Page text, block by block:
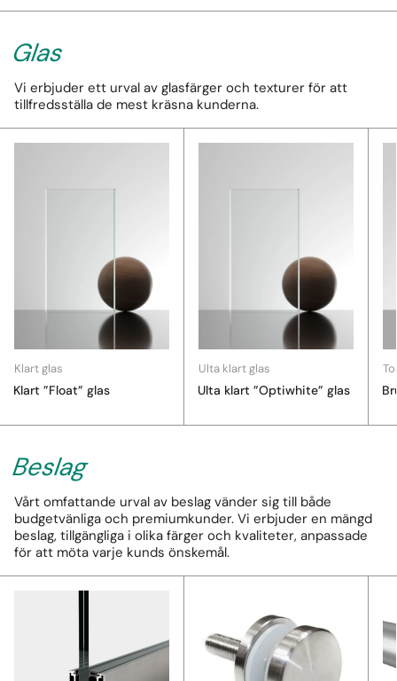
Glas
Vi erbjuder ett urval av glasfärger och texturer för att
tillfredsställa de mest kräsna kunderna.
Klart glas
Klart ”Float” glas
Ulta klart glas
Ulta klart ”Optiwhite” glas
Beslag
Vårt omfattande urval av beslag vänder sig till både
budgetvänliga och premiumkunder. Vi erbjuder en mängd
beslag, tillgängliga i olika färger och kvaliteter, anpassade
för att möta varje kunds önskemål.